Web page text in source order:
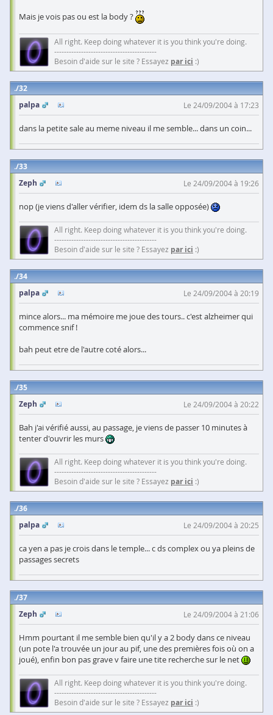
Mais je vois pas ou est la body ?
All right. Keep doing whatever it is you think you're doing.
------------------------------------------
Besoin d'aide sur le site ? Essayez par ici :)
32
palpa
Le 24/09/2004 à 17:23
dans la petite sale au meme niveau il me semble... dans un coin...
33
Zeph
Le 24/09/2004 à 19:26
nop (je viens d'aller vérifier, idem ds la salle opposée)
All right. Keep doing whatever it is you think you're doing.
------------------------------------------
Besoin d'aide sur le site ? Essayez par ici :)
34
palpa
Le 24/09/2004 à 20:19
mince alors... ma mémoire me joue des tours.. c'est alzheimer qui
commence snif !
bah peut etre de l'autre coté alors...
35
Zeph
Le 24/09/2004 à 20:22
Bah j'ai vérifié aussi, au passage, je viens de passer 10 minutes à
tenter d'ouvrir les murs
All right. Keep doing whatever it is you think you're doing.
------------------------------------------
Besoin d'aide sur le site ? Essayez par ici :)
36
palpa
Le 24/09/2004 à 20:25
ca yen a pas je crois dans le temple... c ds complex ou ya pleins de
passages secrets
37
Zeph
Le 24/09/2004 à 21:06
Hmm pourtant il me semble bien qu'il y a 2 body dans ce niveau
(un pote l'a trouvée un jour au pif, une des premières fois où on a
joué), enfin bon pas grave v faire une tite recherche sur le net
All right. Keep doing whatever it is you think you're doing.
------------------------------------------
Besoin d'aide sur le site ? Essayez par ici :)